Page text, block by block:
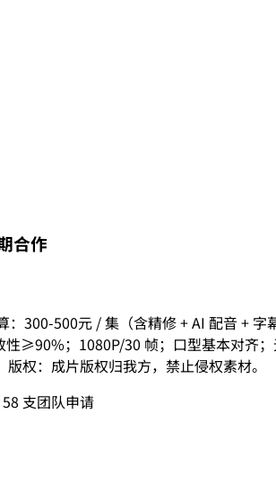
合作
：300-500元 / 集（含精修 + AI 配音 +
≥90%；1080P/30 帧；口型基本对齐
权：成片版权归我方，禁止侵权素材。
58 支团队申请